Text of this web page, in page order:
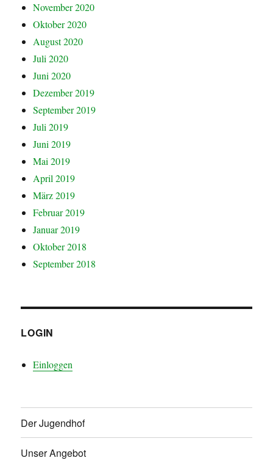
November 2020
Oktober 2020
August 2020
Juli 2020
Juni 2020
Dezember 2019
September 2019
Juli 2019
Juni 2019
Mai 2019
April 2019
März 2019
Februar 2019
Januar 2019
Oktober 2018
September 2018
LOGIN
Einloggen
Der Jugendhof
Unser Angebot